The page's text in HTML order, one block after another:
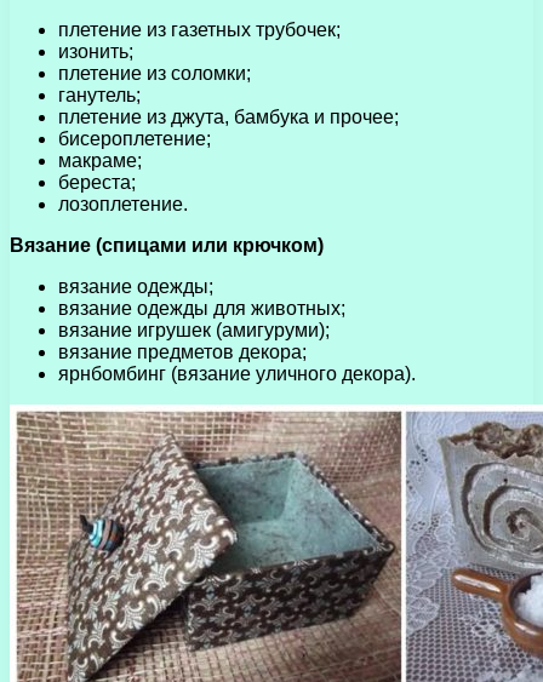
плетение из газетных трубочек;
изонить;
плетение из соломки;
ганутель;
плетение из джута, бамбука и прочее;
бисероплетение;
макраме;
береста;
лозоплетение.
Вязание (спицами или крючком)
вязание одежды;
вязание одежды для животных;
вязание игрушек (амигуруми);
вязание предметов декора;
ярнбомбинг (вязание уличного декора).